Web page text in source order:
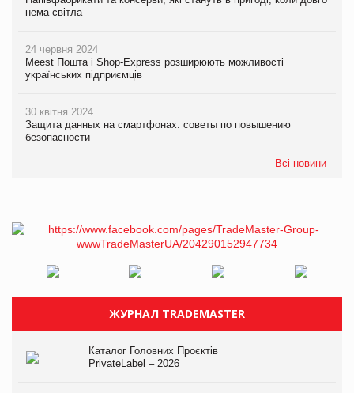
нема світла
24 червня 2024
Meest Пошта і Shop-Express розширюють можливості
українських підприємців
30 квітня 2024
Защита данных на смартфонах: советы по повышению
безопасности
Всі новини
ЖУРНАЛ TRADEMASTER
Каталог Головних Проєктів
PrivateLabel – 2026